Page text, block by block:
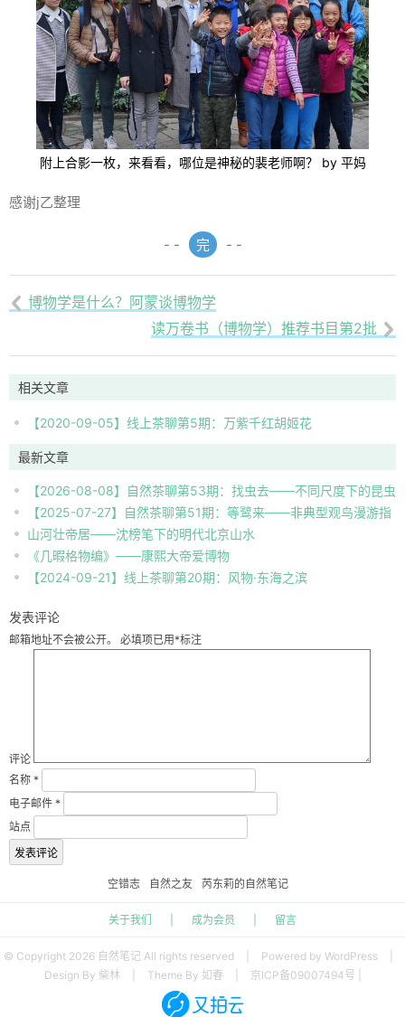
附上合影一枚，来看看，哪位是神秘的裴老师啊？ by 平妈
感谢j乙整理
- - 完 - -
 博物学是什么？阿蒙谈博物学
读万卷书（博物学）推荐书目第2批 
相关文章
【2020-09-05】线上茶聊第5期：万紫千红胡姬花
最新文章
【2026-08-08】自然茶聊第53期：找虫去——不同尺度下的昆虫
自然观察
【2025-07-27】自然茶聊第51期：等鹭来——非典型观鸟漫游指
南
山河壮帝居——沈榜笔下的明代北京山水
《几暇格物编》——康熙大帝爱博物
【2024-09-21】线上茶聊第20期：风物·东海之滨
发表评论
邮箱地址不会被公开。 必填项已用*标注
评论
名称 *
电子邮件 *
站点
空错志 自然之友 芮东莉的自然笔记
关于我们 成为会员 留言
© Copyright 2026 自然笔记 All rights reserved Powered by WordPress
Design By 柴林
Theme By 如春 京ICP备09007494号 |